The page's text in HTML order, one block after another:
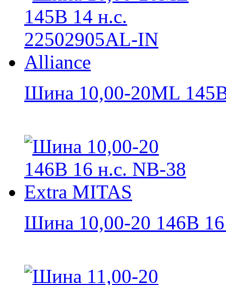
Шина 10,00-20ML
Шина 10,00-20 146B